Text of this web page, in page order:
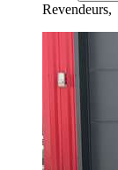
Revendeurs,